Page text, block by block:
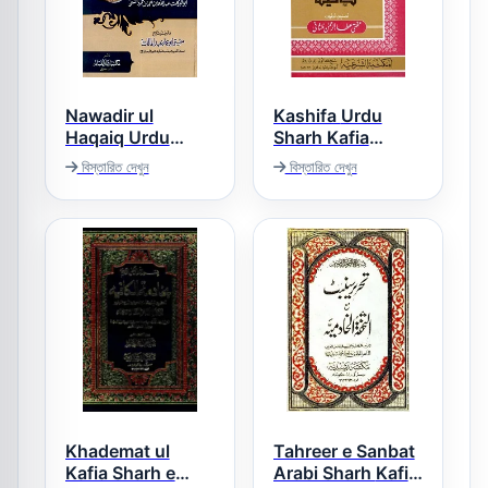
Nawadir ul
Haqaiq Urdu
Sharh Kanz ud
Daqaiq نوادر
الحقائق اردو شرح
کنز الدقائق
বিস্তারিত দেখুন
Kashifa Urdu
Sharh Kafia
Morab کاشفہ اردو
شرح کافیہ معرب
বিস্তারিত দেখুন
Khademat ul
Kafia Sharh e
Tahreer e Sanbat
Arabi Sharh Kafia